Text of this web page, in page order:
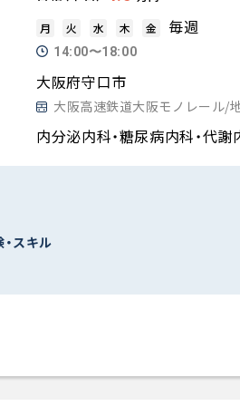
月 火 水 木 金 毎週
14:00〜18:00
大阪府守口市
大阪高速鉄道大阪モノレール/
内分泌内科・糖尿病内科・代謝
スキル